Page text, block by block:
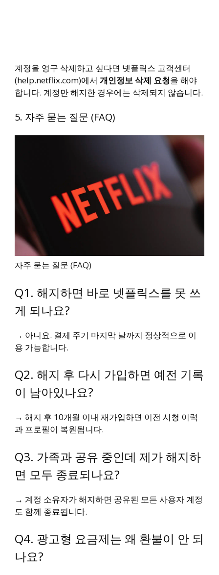
계정을 영구 삭제하고 싶다면 넷플릭스 고객센터
(help.netflix.com)에서 개인정보 삭제 요청을 해야
합니다. 계정만 해지한 경우에는 삭제되지 않습니다.
5. 자주 묻는 질문 (FAQ)
자주 묻는 질문 (FAQ)
Q1. 해지하면 바로 넷플릭스를 못 쓰
게 되나요?
→ 아니요. 결제 주기 마지막 날까지 정상적으로 이
용 가능합니다.
Q2. 해지 후 다시 가입하면 예전 기록
이 남아있나요?
→ 해지 후 10개월 이내 재가입하면 이전 시청 이력
과 프로필이 복원됩니다.
Q3. 가족과 공유 중인데 제가 해지하
면 모두 종료되나요?
→ 계정 소유자가 해지하면 공유된 모든 사용자 계정
도 함께 종료됩니다.
Q4. 광고형 요금제는 왜 환불이 안 되
나요?